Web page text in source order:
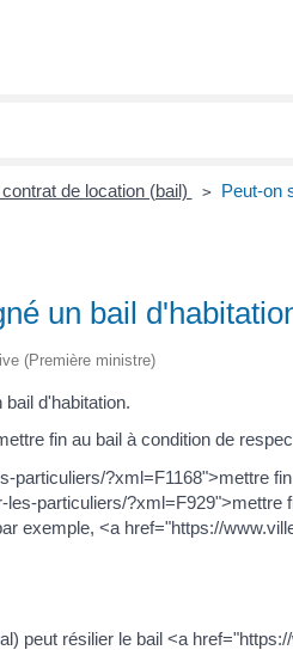
de location (bail) > Peut-on
un bail
(Première ministre)
d'habitation.
fin au bail à condition de
particuliers/?xml=F1168">mettre
particuliers/
exemple, <a href="https://
peut résilier le bail <a